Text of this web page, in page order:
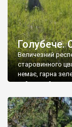
Голубече.
Величезний
старовинного
немає, гарна
найкращий
бруньками, кози
делікатес. На
різноманітних